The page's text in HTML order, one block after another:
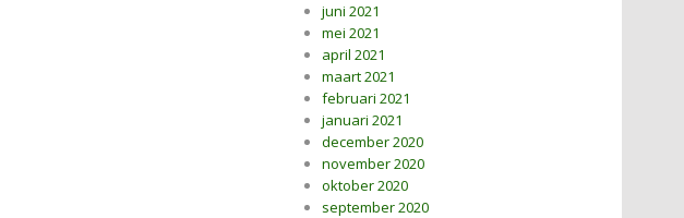
juni 2021
mei 2021
april 2021
maart 2021
februari 2021
januari 2021
december 2020
november 2020
oktober 2020
september 2020